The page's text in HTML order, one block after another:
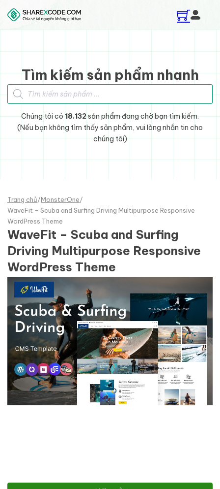
Skip to main content
Skip to footer
Tìm kiếm sản phẩm nhanh
Tìm kiếm sản phẩm
Chúng tôi có 18.132sản phẩm đang chờ bạn tìm kiếm.
(Nếu bạn không tìm thấy sản phẩm, vui lòng nhắn tin cho
chúng tôi)
Trang chủ/MonsterOne/
WaveFit - Scuba and Surfing Driving Multipurpose Responsive
WordPress Theme
WaveFit – Scuba and Surfing
Driving Multipurpose Responsive
WordPress Theme